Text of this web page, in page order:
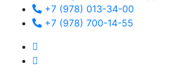
+7 (978) 013-34-00
+7 (978) 700-14-55